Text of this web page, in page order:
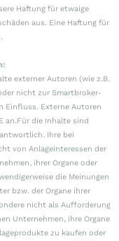
Haftung für etwaige
aus. Eine Haftung für
externer Autoren (wie z.B.
nicht zur Smartbroker-
Einfluss. Externe Autoren
an.Für die Inhalte sind
Ihre bei
von Anlageinteressen der
ihrer Organe oder
die Meinungen
bzw. der Organe ihrer
nicht als Aufforderung
Unternehmen, ihre Organe
zu kaufen oder